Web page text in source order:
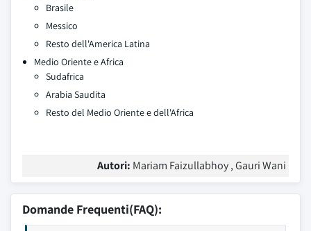
Brasile
Messico
Resto dell'America Latina
Medio Oriente e Africa
Sudafrica
Arabia Saudita
Resto del Medio Oriente e dell'Africa
Autori: Mariam Faizullabhoy , Gauri Wani
Domande Frequenti(FAQ):